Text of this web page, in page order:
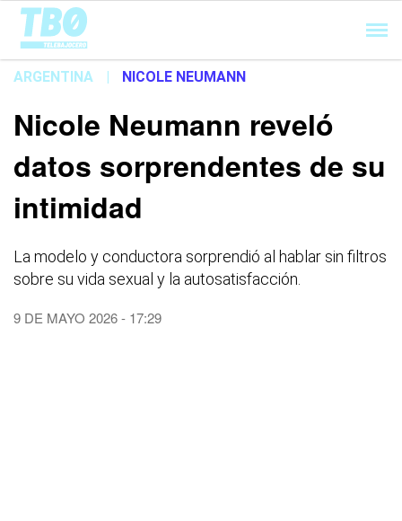
Cargando...
ARGENTINA | NICOLE NEUMANN
Nicole Neumann reveló
datos sorprendentes de su
intimidad
La modelo y conductora sorprendió al hablar sin filtros
sobre su vida sexual y la autosatisfacción.
9 DE MAYO 2026 - 17:29